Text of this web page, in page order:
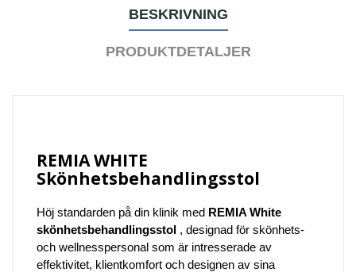
BESKRIVNING
PRODUKTDETALJER
REMIA WHITE
Skönhetsbehandlingsstol
Höj standarden på din klinik med REMIA White
skönhetsbehandlingsstol , designad för skönhets-
och wellnesspersonal som är intresserade av
effektivitet, klientkomfort och designen av sina